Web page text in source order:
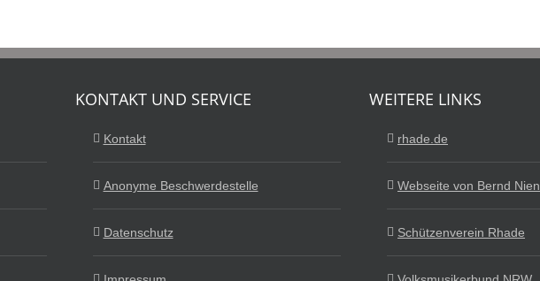
KONTAKT UND SERVICE
Kontakt
Anonyme Beschwerdestelle
Datenschutz
WEITERE LINKS
rhade.de
Webseite von Bernd
Schützenverein Rhade